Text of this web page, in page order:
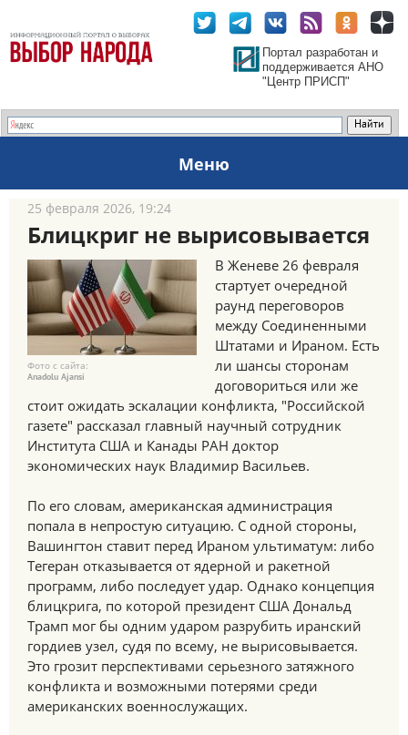
Портал разработан и
поддерживается АНО
"Центр ПРИСП"
Меню
25 февраля 2026, 19:24
Блицкриг не вырисовывается
Фото с сайта:
Anadolu Ajansi
В Женеве 26 февраля
стартует очередной
раунд переговоров
между Соединенными
Штатами и Ираном. Есть
ли шансы сторонам
договориться или же
стоит ожидать эскалации конфликта, "Российской
газете" рассказал главный научный сотрудник
Института США и Канады РАН доктор
экономических наук Владимир Васильев.
По его словам, американская администрация
попала в непростую ситуацию. С одной стороны,
Вашингтон ставит перед Ираном ультиматум: либо
Тегеран отказывается от ядерной и ракетной
программ, либо последует удар. Однако концепция
блицкрига, по которой президент США Дональд
Трамп мог бы одним ударом разрубить иранский
гордиев узел, судя по всему, не вырисовывается.
Это грозит перспективами серьезного затяжного
конфликта и возможными потерями среди
американских военнослужащих.